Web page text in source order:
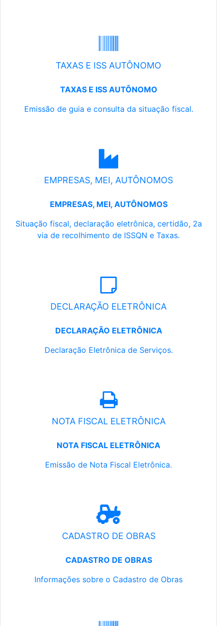
TAXAS E ISS AUTÔNOMO
TAXAS E ISS AUTÔNOMO
Emissão de guia e consulta da situação fiscal.
EMPRESAS, MEI, AUTÔNOMOS
EMPRESAS, MEI, AUTÔNOMOS
Situação fiscal, declaração eletrônica, certidão, 2a
via de recolhimento de ISSQN e Taxas.
DECLARAÇÃO ELETRÔNICA
DECLARAÇÃO ELETRÔNICA
Declaração Eletrônica de Serviços.
NOTA FISCAL ELETRÔNICA
NOTA FISCAL ELETRÔNICA
Emissão de Nota Fiscal Eletrônica.
CADASTRO DE OBRAS
CADASTRO DE OBRAS
Informações sobre o Cadastro de Obras